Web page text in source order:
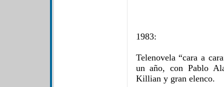
1983:
Telenovela “cara a
un año, con Pablo
Killian y gran elenco.